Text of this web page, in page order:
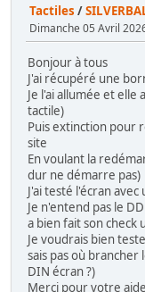
Tactiles /
Dimanche 05 Avril
Bonjour à tous
J'ai récupéré une
Je l'ai allumée et
tactile)
Puis extinction pour
site
En voulant la
dur ne démarre pas)
J'ai testé l'écran
Je n'entend pas le
a bien fait son
Je voudrais bien
sais pas où brancher
DIN écran ?)
Merci pour votre